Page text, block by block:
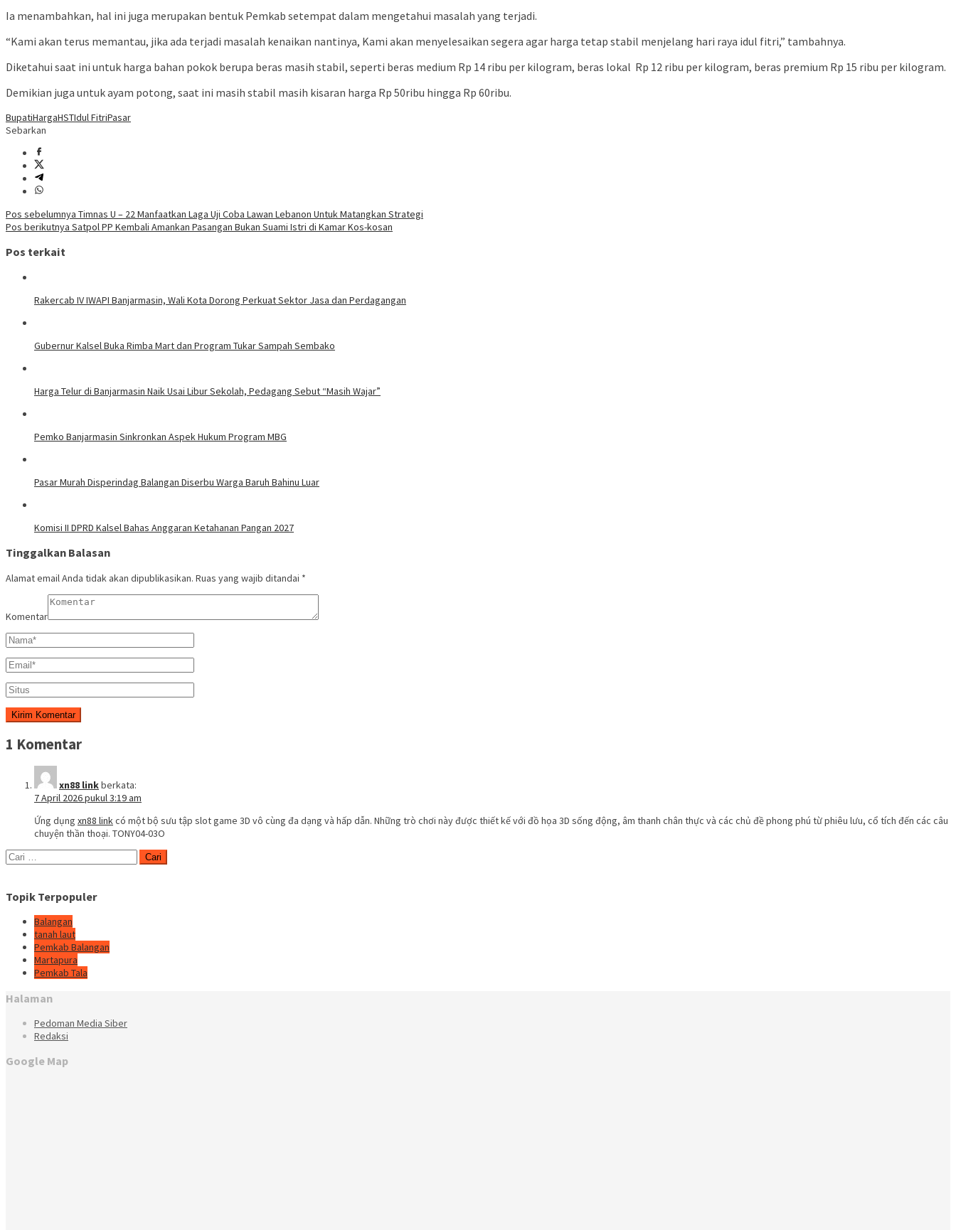
Ia menambahkan, hal ini juga merupakan bentuk Pemkab setempat dalam mengetahui masalah yang terjadi.
“Kami akan terus memantau, jika ada terjadi masalah kenaikan nantinya, Kami akan menyelesaikan segera agar harga tetap stabil menjelang hari raya idul fitri,” tambahnya.
Diketahui saat ini untuk harga bahan pokok berupa beras masih stabil, seperti beras medium Rp 14 ribu per kilogram, beras lokal Rp 12 ribu per kilogram, beras premium Rp 15 ribu per kilogram.
Demikian juga untuk ayam potong, saat ini masih stabil masih kisaran harga Rp 50ribu hingga Rp 60ribu.
BupatiHargaHSTIdul FitriPasar
Sebarkan
Navigasi
pos
Pos sebelumnya Timnas U – 22 Manfaatkan Laga Uji Coba Lawan Lebanon Untuk Matangkan Strategi
Pos berikutnya Satpol PP Kembali Amankan Pasangan Bukan Suami Istri di Kamar Kos-kosan
Pos terkait
Rakercab IV IWAPI Banjarmasin, Wali Kota Dorong Perkuat Sektor Jasa dan Perdagangan
Gubernur Kalsel Buka Rimba Mart dan Program Tukar Sampah Sembako
Harga Telur di Banjarmasin Naik Usai Libur Sekolah, Pedagang Sebut “Masih Wajar”
Pemko Banjarmasin Sinkronkan Aspek Hukum Program MBG
Pasar Murah Disperindag Balangan Diserbu Warga Baruh Bahinu Luar
Komisi II DPRD Kalsel Bahas Anggaran Ketahanan Pangan 2027
Tinggalkan Balasan
Alamat email Anda tidak akan dipublikasikan. Ruas yang wajib ditandai *
Komentar
1 Komentar
xn88 linkberkata:
7 April 2026 pukul 3:19 am
Ứng dụng xn88 linkcó một bộ sưu tập slot game 3D vô cùng đa dạng và hấp dẫn. Những trò chơi này được thiết kế với đồ họa 3D sống động, âm thanh chân thực và các chủ đề phong phú từ phiêu lưu, cổ tích đến các câu
chuyện thần thoại. TONY04-03O
Cari
untuk:
Topik Terpopuler
Balangan
tanah laut
Pemkab Balangan
Martapura
Pemkab Tala
Halaman
Pedoman Media Siber
Redaksi
Google Map